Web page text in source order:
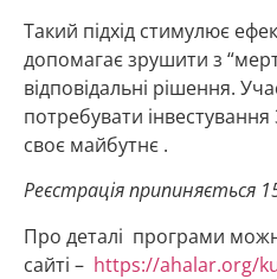
Такий підхід стимулює
допомагає зрушити з
відповідальні рішення.
потребувати
своє майбутнє .
Реєстрація припиняється
Про деталі програми
сайті – https://ahalar.org/